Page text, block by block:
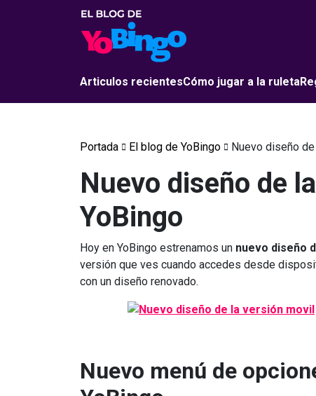
Articulos recientesCómo jugar a la ruleta
Portada El blog de YoBingo Nuevo diseño
Nuevo diseño de
YoBingo
Hoy en YoBingo estrenamos un nuevo diseño
versión que ves cuando accedes desde
con un diseño renovado.
Nuevo menú de